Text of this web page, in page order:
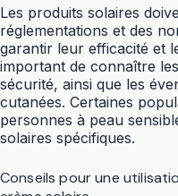
Les produits solaires
réglementations et des
garantir leur efficacité et
important de connaître
sécurité, ainsi que les
cutanées. Certaines
personnes à peau
solaires spécifiques.
Conseils pour une